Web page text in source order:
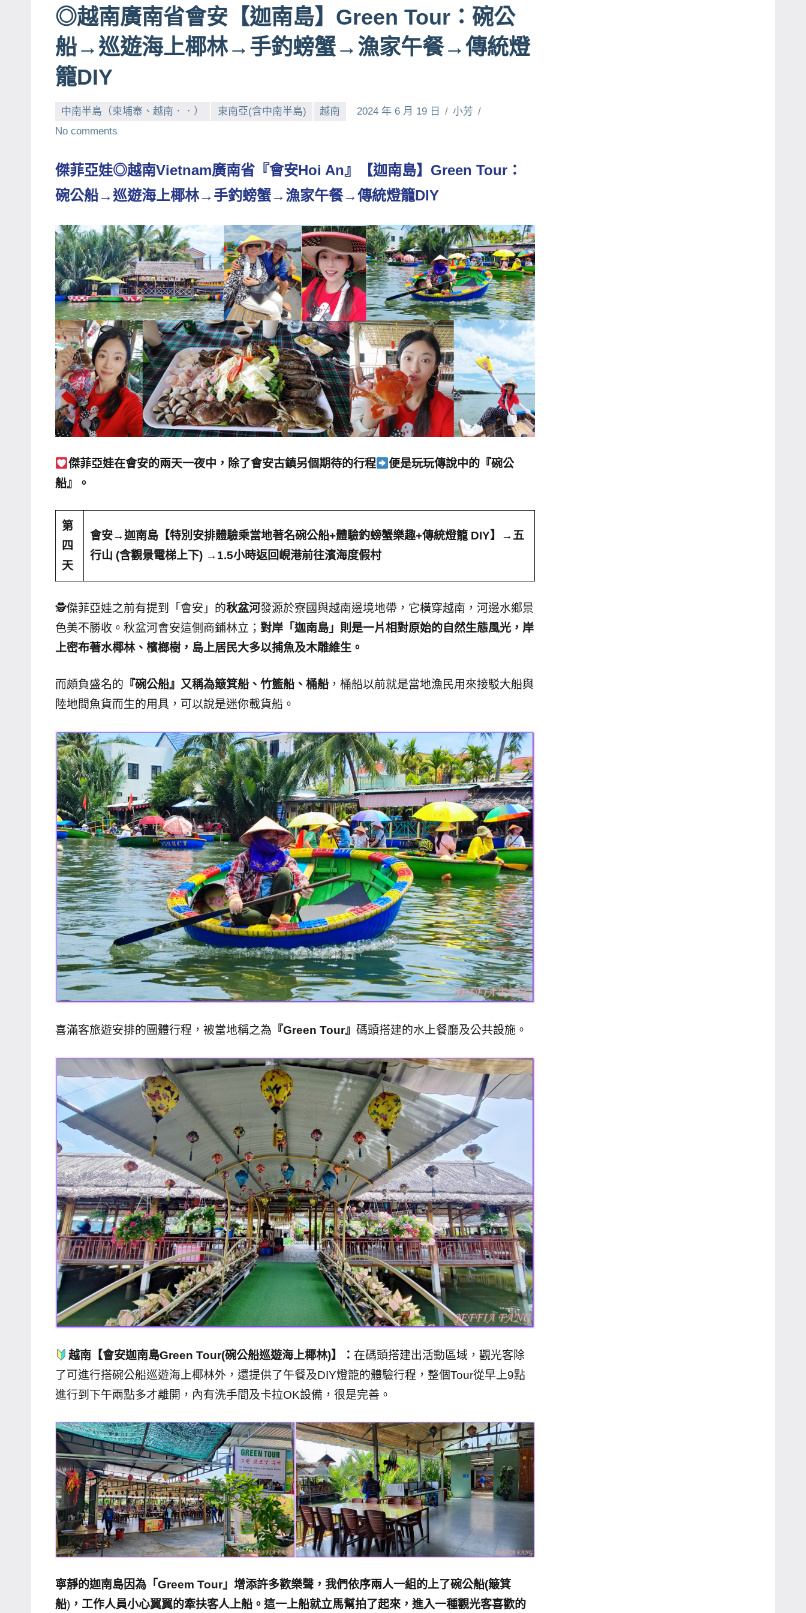
賓、
News
金
探
號
班
外
節
主
持、
吳
哥
窟
泰
國
旅
遊
書
作
者、
各
表
會
活
持、
校
企
講
部
落
及
旅
遊
雜
誌
專
欄、
觀
光
局
合
作
達
人
對
象。
◎越南廣南省會安【迦南島】Green Tour：碗公
船→巡遊海上椰林→手釣螃蟹→漁家午餐→傳統燈
籠DIY
中南半島（柬埔寨、越南．．） 東南亞(含中南半島) 越南 2024 年 6 月 19 日
小芳
No comments
傑菲亞娃◎越南Vietnam廣南省『會安Hoi An』【迦南島】Green Tour：
碗公船→巡遊海上椰林→手釣螃蟹→漁家午餐→傳統燈籠DIY
傑菲亞娃在會安的兩天一夜中，除了會安古鎮另個期待的行程
便是玩玩傳說中的『碗公
船』。
第
四
天
會安→迦南島【特別安排體驗乘當地著名碗公船+體驗釣螃蟹樂趣+傳統燈籠 DIY】 → 五
行山 (含觀景電梯上下) →1.5小時返回峴港前往濱海度假村
🕵️傑菲亞娃之前有提到「會安」的秋盆河發源於寮國與越南邊境地帶，它橫穿越南，河邊水鄉景
色美不勝收。秋盆河會安這側商鋪林立； 對岸「迦南島」則是一片相對原始的自然生態風光，岸
上密布著水椰林、檳榔樹，島上居民大多以捕魚及木雕維生。
而頗負盛名的 『碗公船』又稱為簸箕船、竹籃船、桶船 ，桶船以前就是當地漁民用來接駁大船與
陸地間魚貨而生的用具，可以說是迷你載貨船。
喜滿客旅遊安排的團體行程，被當地稱之為 『Green Tour』 碼頭搭建的水上餐廳及公共設施。
越南【會安迦南島Green Tour(碗公船巡遊海上椰林)】： 在碼頭搭建出活動區域，觀光客除
了可進行搭碗公船巡遊海上椰林外，還提供了午餐及DIY燈籠的體驗行程，整個Tour從早上9點
進行到下午兩點多才離開，內有洗手間及卡拉OK設備，很是完善。
寧靜的迦南島因為「Greem Tour」增添許多歡樂聲，我們依序兩人一組的上了碗公船(簸箕
船) ，工作人員小心翼翼的牽扶客人上船。這一上船就立馬幫拍了起來，進入一種觀光客喜歡的